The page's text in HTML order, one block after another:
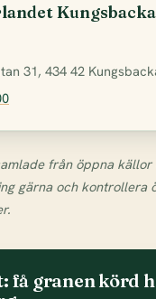
Kungsbacka
31, 434 42
från öppna källor
gärna och kontrollera
få granen körd